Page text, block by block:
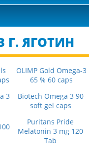
Г. ЯГОТИН
OLIMP Gold Omega-3
65 % 60 caps
3
Biotech Omega 3 90
soft gel caps
Puritans Pride
Melatonin 3 mg 120
Tab